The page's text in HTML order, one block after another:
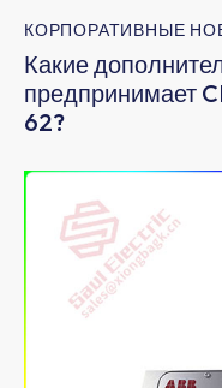
КОРПОРАТИВНЫЕ
Какие
предпринимает
62?